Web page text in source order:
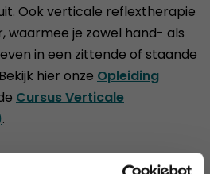
Ook verticale reflextherapie
waarmee je zowel hand- als
in een zittende of staande
hier onze Opleiding
Cursus Verticale
.